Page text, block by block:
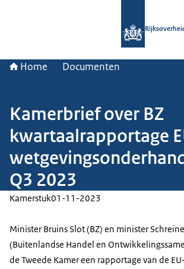
Home Documenten
Kamerbrief over BZ
kwartaalrapportage
Q3 2023
Kamerstuk01-11-2023
Minister Bruins Slot (BZ) en minister
(Buitenlandse Handel en
de Tweede Kamer een rapportage van de